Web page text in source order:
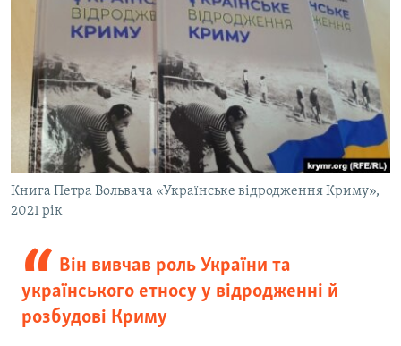
Книга Петра Вольвача «Українське відродження Криму»,
2021 рік
Він вивчав роль України та
українського етносу у відродженні й
розбудові Криму